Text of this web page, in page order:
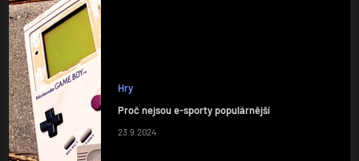
Hry
Proč nejsou e-sporty populárnější
23.9.2024